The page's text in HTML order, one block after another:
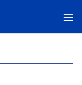
ト
グ
メ